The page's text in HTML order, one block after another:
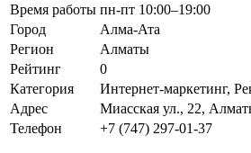
Время работы пн-пт 10:00–19:00
Город
Алма-Ата
Регион
Алматы
Рейтинг
0
Категория
Интернет-маркетинг,
Адрес
Миасская ул., 22,
Телефон
+7 (747) 297-01-37